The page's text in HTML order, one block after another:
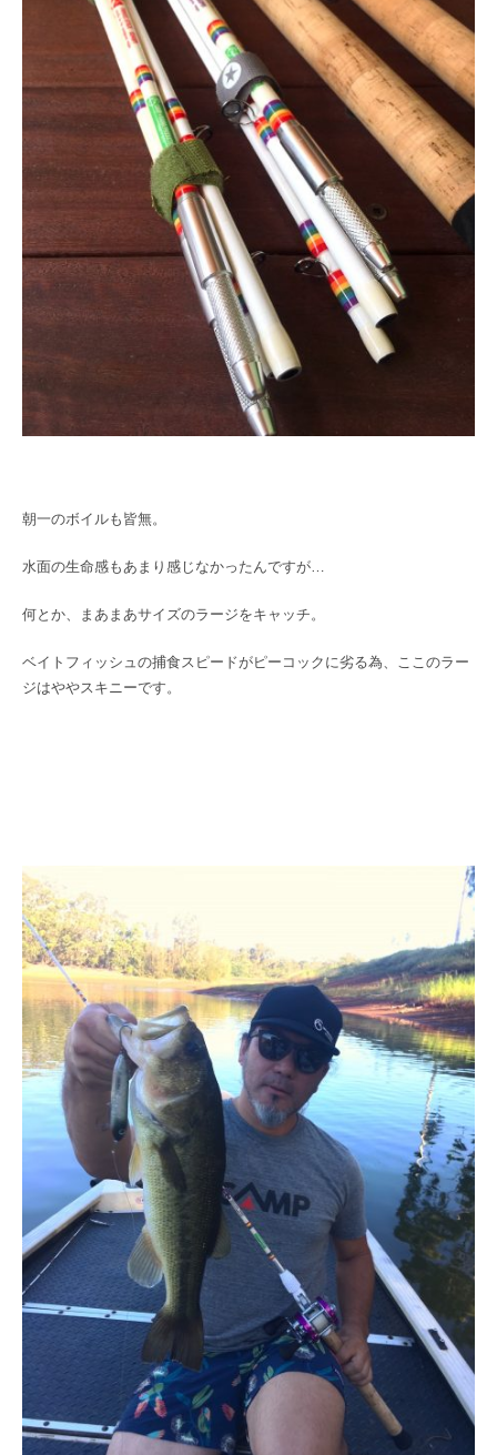
朝一のボイルも皆無。
水面の生命感もあまり感じなかったんですが…
何とか、まあまあサイズのラージをキャッチ。
ベイトフィッシュの捕食スピードがピーコックに劣る為、ここのラー
ジはややスキニーです。